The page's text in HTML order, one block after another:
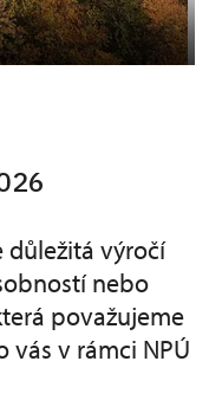
důležitá výročí
nebo
považujeme
vás v rámci NPÚ